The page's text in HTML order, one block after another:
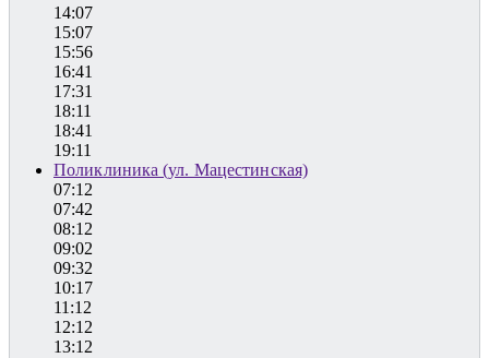
14:07
15:07
15:56
16:41
17:31
18:11
18:41
19:11
Поликлиника (ул. Мацестинская)
07:12
07:42
08:12
09:02
09:32
10:17
11:12
12:12
13:12